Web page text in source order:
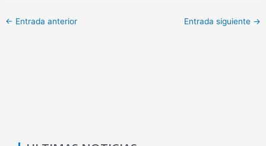
p
y
at
s
← Entrada anterior Entrada siguiente →